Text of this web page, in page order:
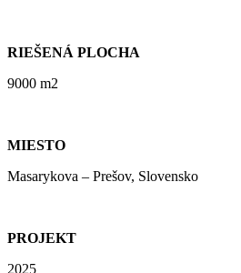
RIEŠENÁ PLOCHA
9000 m2
MIESTO
Masarykova – Prešov, Slovensko
PROJEKT
2025